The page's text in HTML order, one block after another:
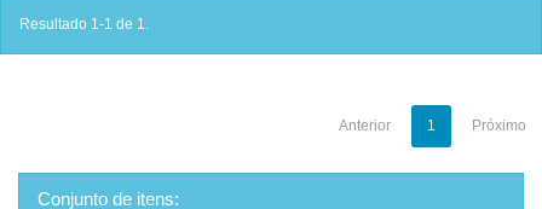
Resultado 1-1 de 1.
Anterior 1 Próximo
Conjunto de itens: